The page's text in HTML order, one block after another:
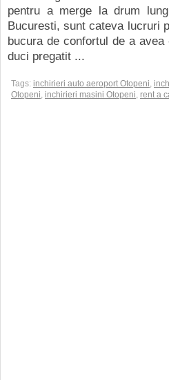
pentru a merge la drum
Bucuresti, sunt cateva lucruri
bucura de confortul de a
duci pregatit ...
Tags: inchirieri auto aeroport Otopeni,
Otopeni, inchirieri masini Otopeni, rent a